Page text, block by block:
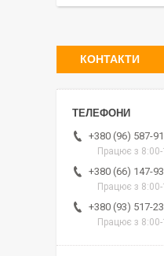
КОНТАКТИ
+380 (96) 587-
Працює з
+380 (66) 147-
Працює з
+380 (93) 517-
Працює з